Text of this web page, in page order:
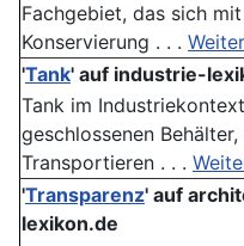
Fachgebiet, das sich
Konservierung . . .
'Tank' auf industrie-
Tank im
geschlossenen
Transportieren . . .
'Transparenz' auf
lexikon.de